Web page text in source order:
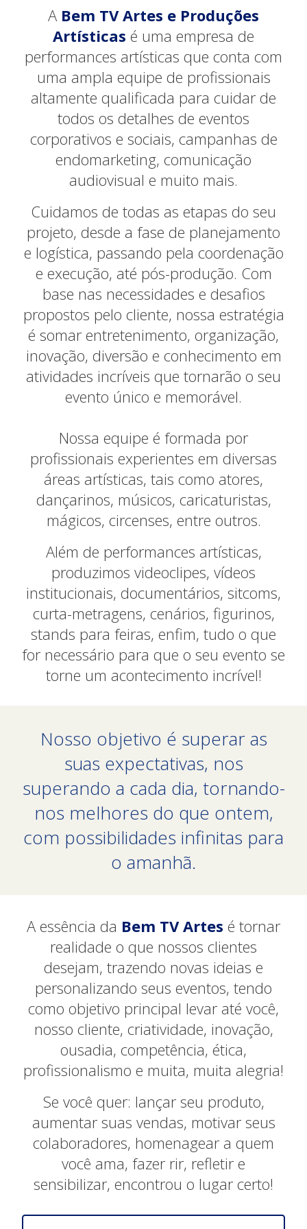
A Bem TV Artes e Produções
Artísticas é uma empresa de
performances artísticas que conta com
uma ampla equipe de profissionais
altamente qualificada para cuidar de
todos os detalhes de eventos
corporativos e sociais, campanhas de
endomarketing, comunicação
audiovisual e muito mais.
Cuidamos de todas as etapas do seu
projeto, desde a fase de planejamento
e logística, passando pela coordenação
e execução, até pós-produção. Com
base nas necessidades e desafios
propostos pelo cliente, nossa estratégia
é somar entretenimento, organização,
inovação, diversão e conhecimento em
atividades incríveis que tornarão o seu
evento único e memorável.
Nossa equipe é formada por
profissionais experientes em diversas
áreas artísticas, tais como atores,
dançarinos, músicos, caricaturistas,
mágicos, circenses, entre outros.
Além de performances artísticas,
produzimos videoclipes, vídeos
institucionais, documentários, sitcoms,
curta-metragens, cenários, figurinos,
stands para feiras, enfim, tudo o que
for necessário para que o seu evento se
torne um acontecimento incrível!
Nosso objetivo é superar as
suas expectativas, nos
superando a cada dia, tornando-
nos melhores do que ontem,
com possibilidades infinitas para
o amanhã.
A essência da Bem TV Artes é tornar
realidade o que nossos clientes
desejam, trazendo novas ideias e
personalizando seus eventos, tendo
como objetivo principal levar até você,
nosso cliente, criatividade, inovação,
ousadia, competência, ética,
profissionalismo e muita, muita alegria!
Se você quer: lançar seu produto,
aumentar suas vendas, motivar seus
colaboradores, homenagear a quem
você ama, fazer rir, refletir e
sensibilizar, encontrou o lugar certo!